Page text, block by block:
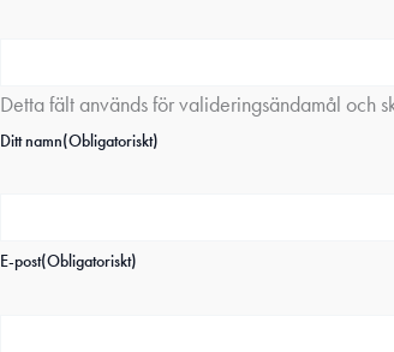
Detta fält används för valideringsändamål och
Ditt namn(Obligatoriskt)
E-post(Obligatoriskt)